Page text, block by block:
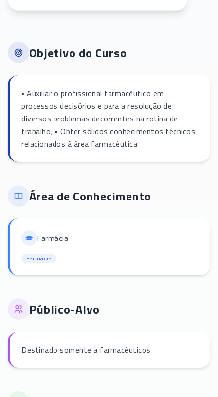
Objetivo do Curso
▪ Auxiliar o profissional farmacêutico em
processos decisórios e para a resolução de
diversos problemas decorrentes na rotina de
trabalho; ▪ Obter sólidos conhecimentos técnicos
relacionados à área farmacêutica.
Área de Conhecimento
Farmácia
Farmácia
Público-Alvo
Destinado somente a farmacêuticos